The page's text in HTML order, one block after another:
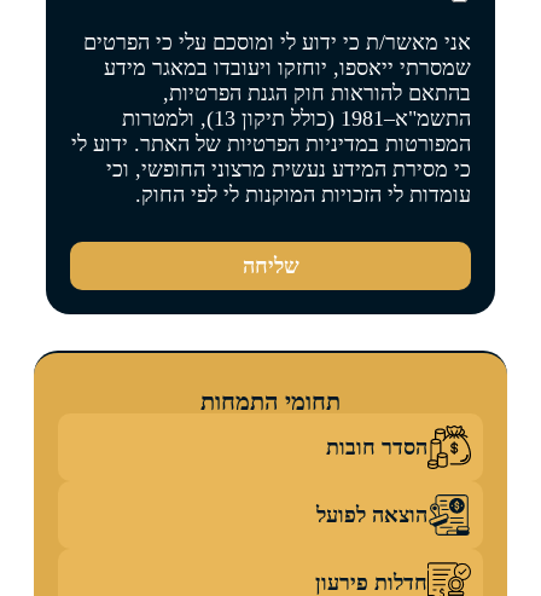
אני מאשר/ת כי ידוע לי ומוסכם עלי כי הפרטים
שמסרתי ייאספו, יוחזקו ויעובדו במאגר מידע
בהתאם להוראות חוק הגנת הפרטיות,
התשמ"א–1981 (כולל תיקון 13), ולמטרות
המפורטות במדיניות הפרטיות של האתר. ידוע לי
כי מסירת המידע נעשית מרצוני החופשי, וכי
עומדות לי הזכויות המוקנות לי לפי החוק.
שליחה
תחומי התמחות
הסדר חובות
הוצאה לפועל
חדלות פירעון